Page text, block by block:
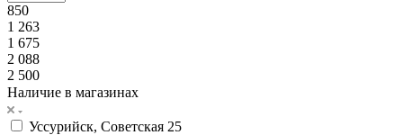
850
1 263
1 675
2 088
2 500
Наличие в магазинах
Уссурийск, Советская 25